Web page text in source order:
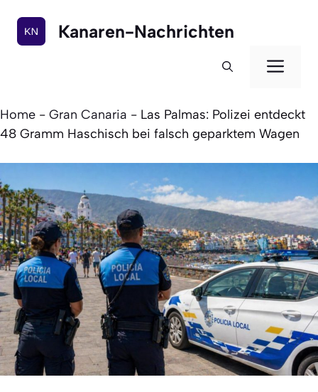
Inhalt
springen
Kanaren-Nachrichten
Home - Gran Canaria - Las Palmas: Polizei entdeckt
48 Gramm Haschisch bei falsch geparktem Wagen